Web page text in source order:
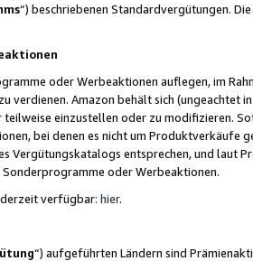
“) beschriebenen Standardvergütungen.
oder Werbeaktionen auflegen, im
verdienen. Amazon behält sich (ungeachtet
einzustellen oder zu modifizieren.
bei denen es nicht um
Vergütungskatalogs entsprechen, und
oder Werbeaktionen.
verfügbar: hier.
“) aufgeführten Ländern sind